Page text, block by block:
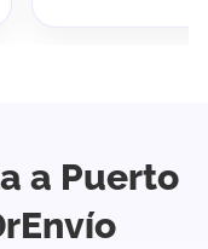
a Puerto